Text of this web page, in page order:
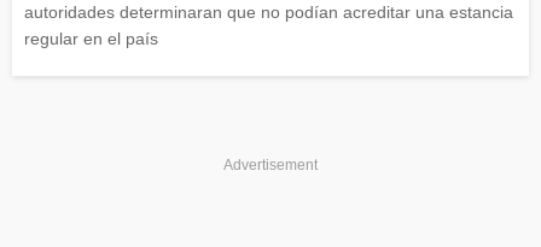
autoridades determinaran que no podían acreditar una estancia
regular en el país
Advertisement